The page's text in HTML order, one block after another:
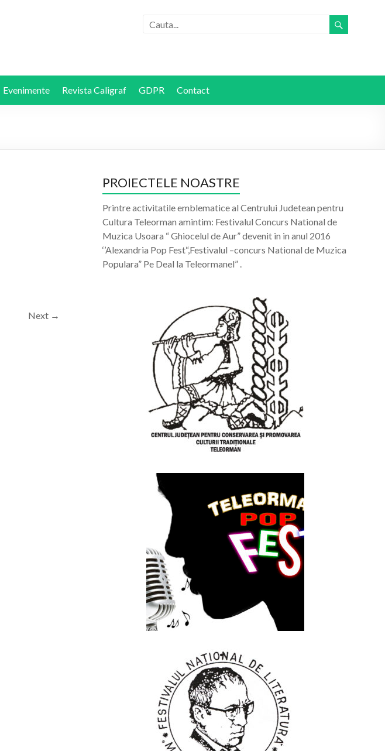
Evenimente Revista Caligraf GDPR Contact
Next →
PROIECTELE NOASTRE
Printre activitatile emblematice al Centrului Judetean pentru
Cultura Teleorman amintim: Festivalul Concurs National de
Muzica Usoara “ Ghiocelul de Aur” devenit in in anul 2016
‘’Alexandria Pop Fest“,Festivalul –concurs National de Muzica
Populara” Pe Deal la Teleormanel” .